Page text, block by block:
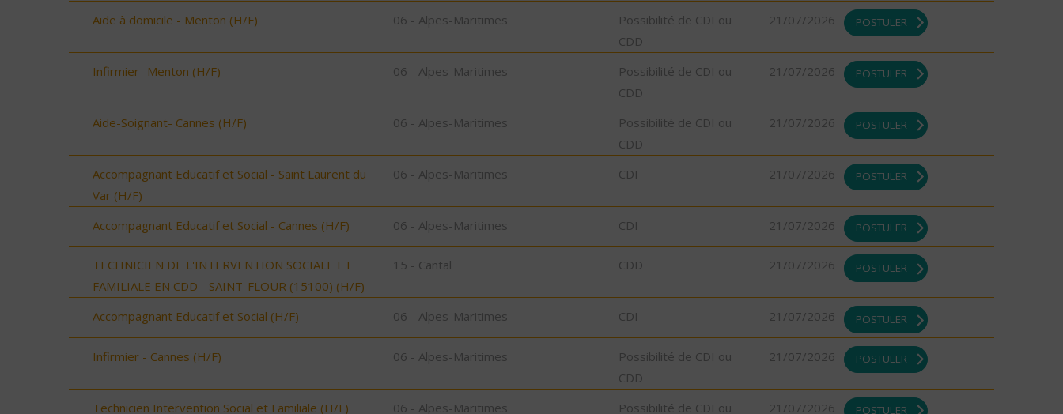
Aide à domicile - Menton (H/F) 06 - Alpes-Maritimes
Possibilité de CDI ou
CDD
21/07/2026 POSTULER
Infirmier- Menton (H/F) 06 - Alpes-Maritimes
Possibilité de CDI ou
CDD
21/07/2026 POSTULER
Aide-Soignant- Cannes (H/F) 06 - Alpes-Maritimes
Possibilité de CDI ou
CDD
21/07/2026 POSTULER
Accompagnant Educatif et Social - Saint Laurent du
Var (H/F)
06 - Alpes-Maritimes CDI 21/07/2026 POSTULER
Accompagnant Educatif et Social - Cannes (H/F) 06 - Alpes-Maritimes CDI 21/07/2026 POSTULER
TECHNICIEN DE L'INTERVENTION SOCIALE ET
FAMILIALE EN CDD - SAINT-FLOUR (15100) (H/F)
15 - Cantal CDD 21/07/2026 POSTULER
Accompagnant Educatif et Social (H/F) 06 - Alpes-Maritimes CDI 21/07/2026 POSTULER
Infirmier - Cannes (H/F) 06 - Alpes-Maritimes
Possibilité de CDI ou
CDD
21/07/2026 POSTULER
Technicien Intervention Social et Familiale (H/F) 06 - Alpes-Maritimes
Possibilité de CDI ou
21/07/2026 POSTULER